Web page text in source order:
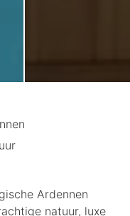
Ardennen
natuur, luxe